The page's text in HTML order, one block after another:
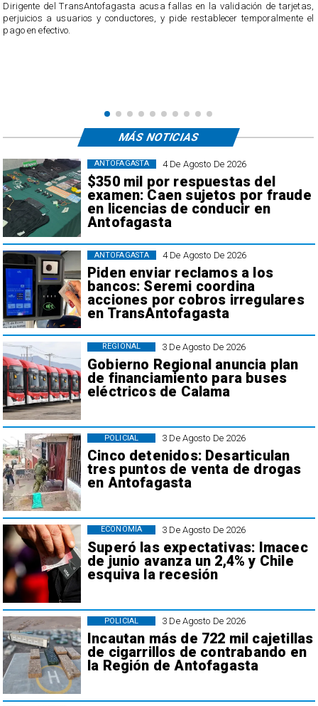
​Dirigente del TransAntofagasta acusa fallas en la validación de tarjetas,
perjuicios a usuarios y conductores, y pide restablecer temporalmente el
pago en efectivo.
4 De Agosto De 2026
$350 mil por respuestas del
examen: Caen sujetos por fraude
en licencias de conducir en
Antofagasta
ANTOFAGASTA
4 De Agosto De 2026
Piden enviar reclamos a los
bancos: Seremi coordina
acciones por cobros irregulares
en TransAntofagasta
ANTOFAGASTA
3 De Agosto De 2026
Gobierno Regional anuncia plan
de financiamiento para buses
eléctricos de Calama
REGIONAL
3 De Agosto De 2026
Cinco detenidos: Desarticulan
tres puntos de venta de drogas
en Antofagasta
POLICIAL
3 De Agosto De 2026
Superó las expectativas: Imacec
de junio avanza un 2,4% y Chile
esquiva la recesión
ECONOMÍA
3 De Agosto De 2026
Incautan más de 722 mil cajetillas
de cigarrillos de contrabando en
la Región de Antofagasta
POLICIAL
MÁS NOTICIAS